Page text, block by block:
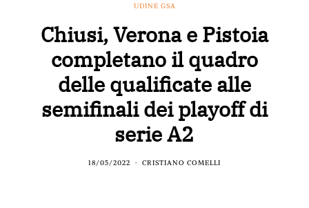
UDINE GSA
Chiusi, Verona e Pistoia
completano il quadro
delle qualificate alle
semifinali dei playoff di
serie A2
18/05/2022 CRISTIANO COMELLI